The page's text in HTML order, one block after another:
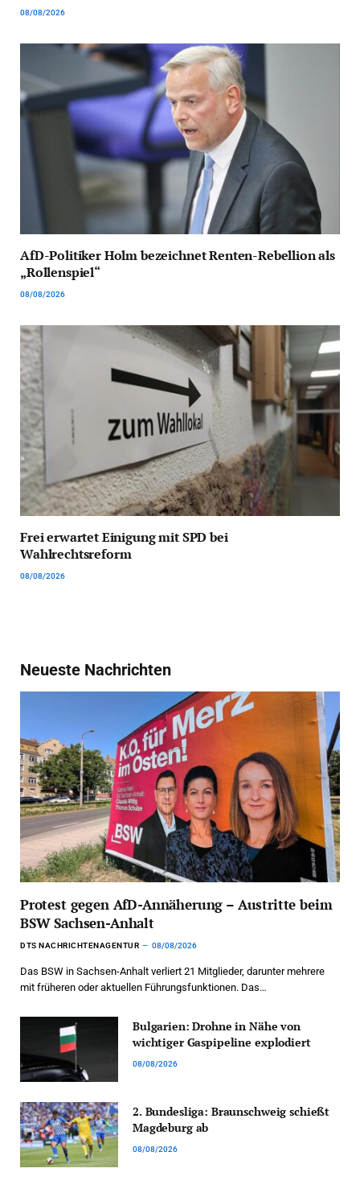
08/08/2026
AfD-Politiker Holm bezeichnet Renten-Rebellion als
„Rollenspiel“
08/08/2026
Frei erwartet Einigung mit SPD bei
Wahlrechtsreform
08/08/2026
Neueste Nachrichten
Protest gegen AfD-Annäherung – Austritte beim
BSW Sachsen-Anhalt
DTS NACHRICHTENAGENTUR 08/08/2026
Das BSW in Sachsen-Anhalt verliert 21 Mitglieder, darunter mehrere
mit früheren oder aktuellen Führungsfunktionen. Das…
Bulgarien: Drohne in Nähe von
wichtiger Gaspipeline explodiert
08/08/2026
2. Bundesliga: Braunschweig schießt
Magdeburg ab
08/08/2026